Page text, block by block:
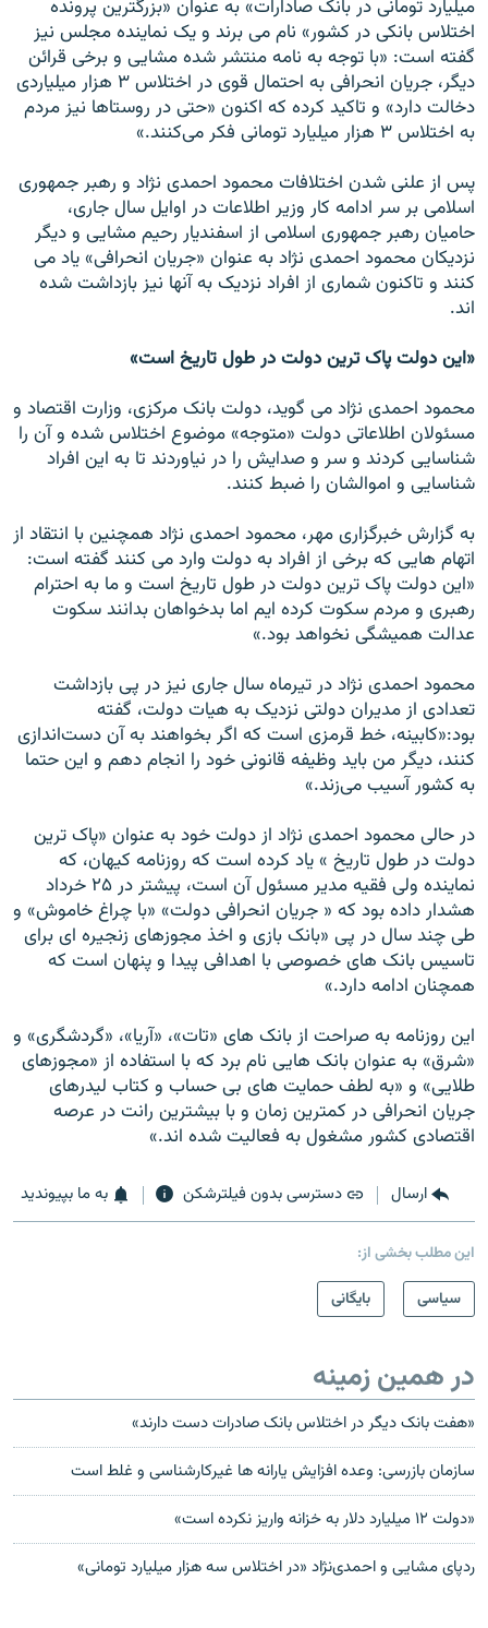
ميليارد تومانی در بانک صادارات» به عنوان «بزرگترين پرونده
اختلاس بانکی در کشور» نام می برند و يک نماينده مجلس نيز
گفته است: «با توجه به نامه منتشر شده مشايی و برخی قرائن
ديگر، جريان انحرافی به احتمال قوی در اختلاس ۳ هزار ميلياردی
دخالت دارد» و تاکيد کرده که اکنون «حتی در روستا‌ها نيز مردم
به اختلاس ۳ هزار ميليارد تومانی فکر می‌کنند.»
پس از علنی شدن اختلافات محمود احمدی نژاد و رهبر جمهوری
اسلامی بر سر ادامه کار وزير اطلاعات در اوايل سال جاری،
حاميان رهبر جمهوری اسلامی از اسفنديار رحيم مشايی و ديگر
نزديکان محمود احمدی نژاد به عنوان «جريان انحرافی» ياد می
کنند و تاکنون شماری از افراد نزديک به آنها نيز بازداشت شده
اند.
«اين دولت پاک ترين دولت در طول تاريخ است»
محمود احمدی نژاد می گويد، دولت بانک مرکزی، وزارت اقتصاد و
مسئولان اطلاعاتی دولت «متوجه» موضوع اختلاس شده و آن را
شناسايی کردند و سر و صدايش را در نياوردند تا به اين افراد
شناسايی و اموالشان را ضبط کنند.
به گزارش خبرگزاری مهر، محمود احمدی نژاد همچنين با انتقاد از
اتهام هايی که برخی از افراد به دولت وارد می کنند گفته است:
«اين دولت پاک ترين دولت در طول تاريخ است و ما به احترام
رهبری و مردم سکوت کرده ايم اما بدخواهان بدانند سکوت
عدالت هميشگی نخواهد بود.»
محمود احمدی نژاد در تيرماه سال جاری نيز در پی بازداشت
تعدادی از مديران دولتی نزديک به هيات دولت، گفته
بود:«کابينه، خط قرمزی است که اگر بخواهند به آن دست‌اندازی
کنند، ديگر من بايد وظيفه‌ قانونی خود را انجام دهم و اين حتما
به کشور آسيب می‌زند.»
در حالی محمود احمدی نژاد از دولت خود به عنوان «پاک ترين
دولت در طول تاريخ » ياد کرده است که روزنامه کيهان، که
نماينده ولی فقيه مدير مسئول آن است، پیشتر در ۲۵ خرداد
هشدار داده بود که « جريان انحرافی دولت» «با چراغ خاموش» و
طی چند سال در پی «بانک بازی و اخذ مجوزهای زنجيره ای برای
تاسيس بانک های خصوصی با اهدافی پيدا و پنهان است که
همچنان ادامه دارد.»
اين روزنامه به صراحت از بانک های «تات»، «آريا»، «گردشگری» و
«شرق» به عنوان بانک هايی نام برد که با استفاده از «مجوزهای
طلايی» و «به لطف حمايت های بی حساب و کتاب ليدرهای
جريان انحرافی در کمترين زمان و با بيشترين رانت در عرصه
اقتصادی کشور مشغول به فعاليت شده اند.»
ارسال دسترسی بدون فیلترشکن به ما بپیوندید
این مطلب بخشی از:
سیاسی
بایگانی
در همین زمینه
«هفت بانک دیگر در اختلاس بانک صادرات دست دارند»
سازمان بازرسی: وعده افزایش یارانه ها غیرکارشناسی و غلط است
«دولت ۱۲ ‌ميليارد دلار به خزانه واريز نکرده است»
ردپای مشایی و احمدی‌نژاد «در اختلاس سه هزار میلیارد تومانی»